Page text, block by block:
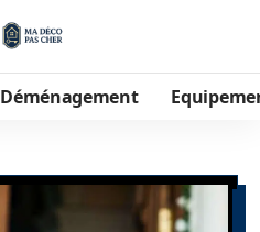
Déménagement